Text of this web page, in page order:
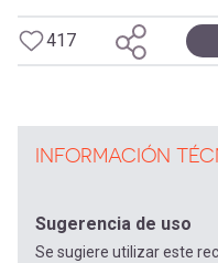
417
INFORMACIÓN
Sugerencia de uso
Se sugiere utilizar este